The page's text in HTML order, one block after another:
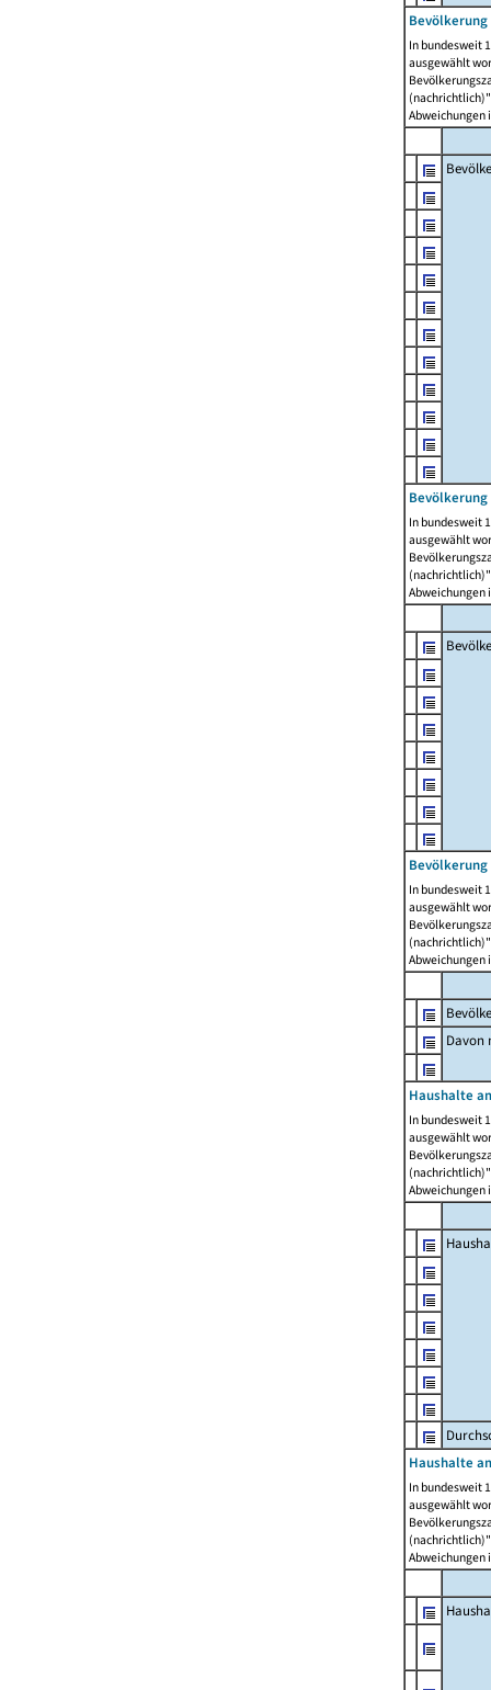
In bundesweit
ausgewählt
Abweichungen
In bundesweit
ausgewählt
Abweichungen
In bundesweit
ausgewählt
Abweichungen
Davon
Haushalte
In bundesweit
ausgewählt
Abweichungen
Haushalte
In bundesweit
ausgewählt
Abweichungen